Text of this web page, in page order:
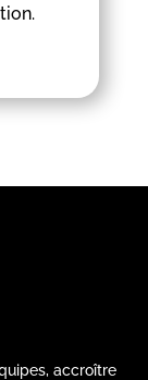
accroître